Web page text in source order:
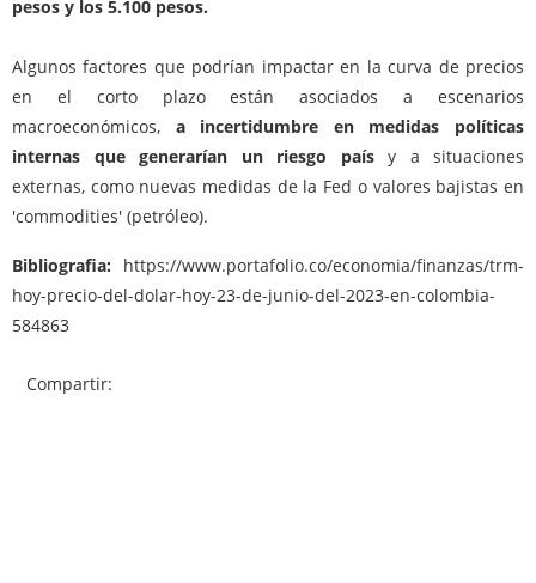
pesos y los 5.100 pesos.
Algunos factores que podrían impactar en la curva de precios
en el corto plazo están asociados a escenarios
macroeconómicos, a incertidumbre en medidas políticas
internas que generarían un riesgo paísy a situaciones
externas, como nuevas medidas de la Fed o valores bajistas en
'commodities' (petróleo).
Bibliografia: https://www.portafolio.co/economia/finanzas/trm-
hoy-precio-del-dolar-hoy-23-de-junio-del-2023-en-colombia-
584863
Compartir: